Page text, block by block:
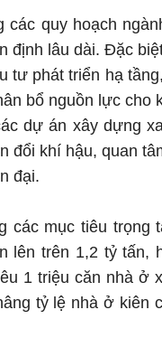
các quy hoạch
lâu dài. Đặc
tư phát triển hạ
bổ nguồn lực cho
dự án xây dựng
đổi khí hậu, quan
đại.
các mục tiêu
lên trên 1,2 tỷ tấn,
1 triệu căn nhà
tỷ lệ nhà ở kiên